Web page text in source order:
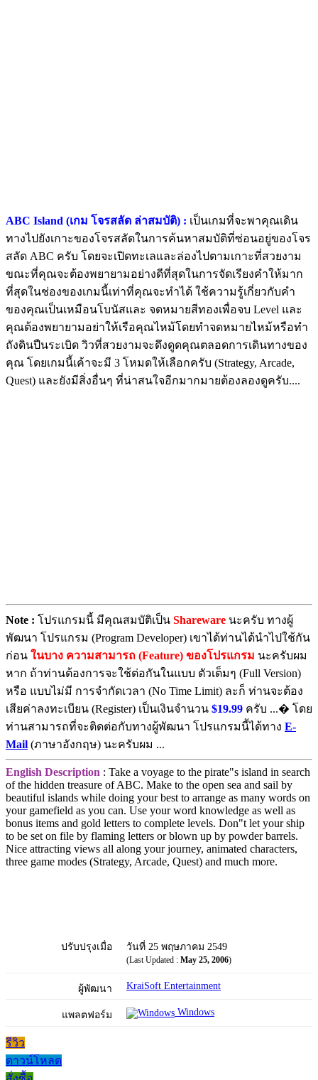
ABC Island (เกม โจรสลัด ล่าสมบัติ) : เป็นเกมที่จะพาคุณเดิน
ทางไปยังเกาะของโจรสลัดในการค้นหาสมบัติที่ซ่อนอยู่ของโจร
สลัด ABC ครับ โดยจะเปิดทะเลและล่องไปตามเกาะที่สวยงาม
ขณะที่คุณจะต้องพยายามอย่างดีที่สุดในการจัดเรียงคำให้มาก
ที่สุดในช่องของเกมนี้เท่าที่คุณจะทำได้ ใช้ความรู้เกี่ยวกับคำ
ของคุณเป็นเหมือนโบนัสและ จดหมายสีทองเพื่อจบ Level และ
คุณต้องพยายามอย่าให้เรือคุณไหม้โดยทำจดหมายไหม้หรือทำ
ถังดินปืนระเบิด วิวที่สวยงามจะดึงดูดคุณตลอดการเดินทางของ
คุณ โดยเกมนี้เค้าจะมี 3 โหมดให้เลือกครับ (Strategy, Arcade,
Quest) และยังมีสิ่งอื่นๆ ที่น่าสนใจอีกมากมายต้องลองดูครับ....
Note : โปรแกรมนี้ มีคุณสมบัติเป็น Shareware นะครับ ทางผู้
พัฒนา โปรแกรม (Program Developer) เขาได้ท่านได้นำไปใช้กัน
ก่อน ในบาง ความสามารถ (Feature) ของโปรแกรม นะครับผม
หาก ถ้าท่านต้องการจะใช้ต่อกันในแบบ ตัวเต็มๆ (Full Version)
หรือ แบบไม่มี การจำกัดเวลา (No Time Limit) ละก็ ท่านจะต้อง
เสียค่าลงทะเบียน (Register) เป็นเงินจำนวน $19.99 ครับ ...� โดย
ท่านสามารถที่จะติดต่อกับทางผู้พัฒนา โปรแกรมนี้ได้ทาง E-
Mail (ภาษาอังกฤษ) นะครับผม ...
English Description : Take a voyage to the pirate"s island in search
of the hidden treasure of ABC. Make to the open sea and sail by
beautiful islands while doing your best to arrange as many words on
your gamefield as you can. Use your word knowledge as well as
bonus items and gold letters to complete levels. Don"t let your ship
to be set on file by flaming letters or blown up by powder barrels.
Nice attracting views all along your journey, animated characters,
three game modes (Strategy, Arcade, Quest) and much more.
ปรับปรุงเมื่อ วันที่ 25 พฤษภาคม 2549
(Last Updated : May 25, 2006)
ผู้พัฒนา KraiSoft Entertainment
แพลตฟอร์ม Windows
รีวิว
ดาวน์โหลด